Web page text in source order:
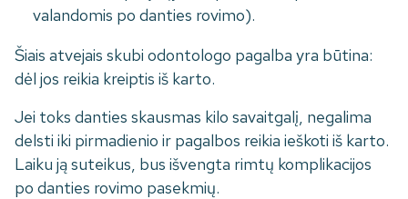
valandomis po danties rovimo).
Šiais atvejais skubi odontologo pagalba yra būtina:
dėl jos reikia kreiptis iš karto.
Jei toks danties skausmas kilo savaitgalį, negalima
delsti iki pirmadienio ir pagalbos reikia ieškoti iš karto.
Laiku ją suteikus, bus išvengta rimtų komplikacijos
po danties rovimo pasekmių.